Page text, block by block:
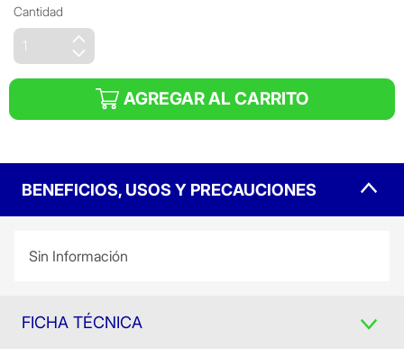
Cantidad
AGREGAR AL CARRITO
BENEFICIOS, USOS Y PRECAUCIONES
Sin Información
FICHA TÉCNICA